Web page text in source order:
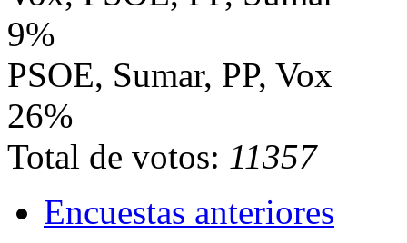
9%
PSOE, Sumar, PP, Vox
26%
Total de votos: 11357
Encuestas anteriores